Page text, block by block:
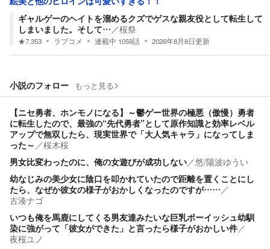
ギャルゲーのヘイトを溜めるクズでゲスな親友役として転生して
しまいました。そして…／桜祭
★7,353 ラブコメ 連載中 1059話 2026年8月8日更新
小説のフォロー もっと見る
【ニセ勇者、ホンモノになる】～鬱ゲー世界の極悪（傲慢）勇者
に転生したので、最強の“先代勇者”として原作知識と効率レベル
アップで無双したら、現実世界で「大人気キャラ」になってしま
った～ ／桜木桜
男女比変わったのに、俺の女遊びが成功しない／悠/陽波ゆうい
幼なじみの美少女に陰口を叩かれていたので距離を置くことにし
たら、なぜか彼女の様子がおかしくなったのですが……／
古湊ナゴ
いつも俺を馬鹿にしてくる男友達みたいな巨乳ボーイッシュ幼馴
染に強がって「彼女ができた」と言ったら様子がおかしい件／
夜桜ユノ